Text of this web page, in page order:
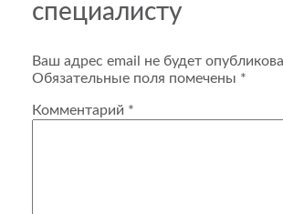
специалисту
Ваш адрес email не будет
Обязательные поля помечены *
Комментарий *